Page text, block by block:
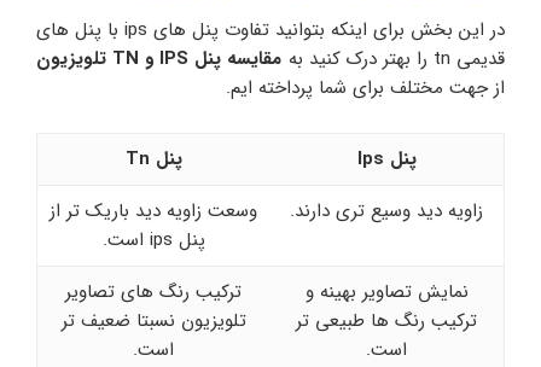
در این بخش برای اینکه بتوانید تفاوت پنل های ips با پنل های
قدیمی tn را بهتر درک کنید به
مقایسه پنل IPS و TN تلویزیون
از جهت مختلف برای شما پرداخته ایم.
پنل Ips
پنل Tn
زاویه دید وسیع تری دارند.
وسعت زاویه دید باریک تر از
پنل ips است.
نمایش تصاویر بهینه و
ترکیب رنگ ها طبیعی تر
است.
ترکیب رنگ های تصاویر
تلویزیون نسبتا ضعیف تر
است.